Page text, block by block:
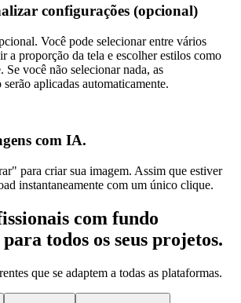
configurações (opcional)
Você pode selecionar entre vários
a proporção da tela e escolher estilos como
Se você não selecionar nada, as
aplicadas automaticamente.
com IA.
para criar sua imagem. Assim que estiver
instantaneamente com um único clique.
com fundo
todos os seus projetos.
que se adaptem a todas as plataformas.